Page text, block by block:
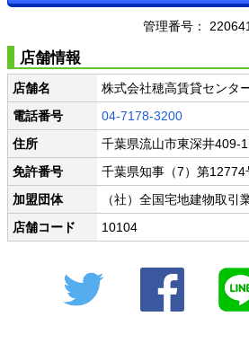
管理番号：
店舗情報
店舗名
株式会社穂高賃貸センタ
電話番号
04-7178-3200
住所
千葉県流山市東深井409-
免許番号
千葉県知事（7）第12774
加盟団体
（社）全国宅地建物取引
店舗コード
10104
Twitter